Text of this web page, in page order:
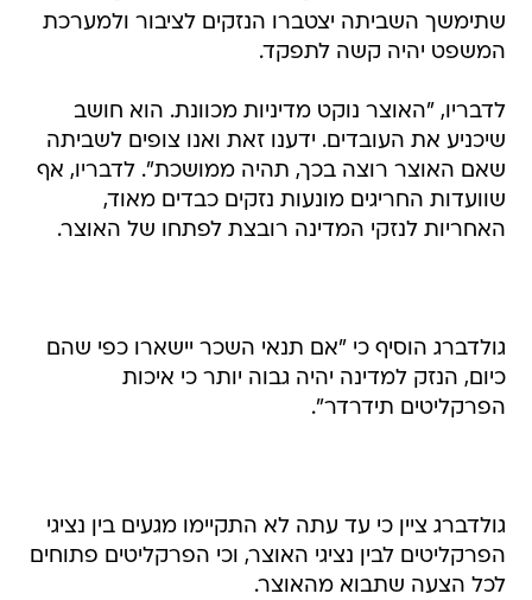
שתימשך השביתה יצטברו הנזקים לציבור ולמערכת
המשפט יהיה קשה לתפקד.
לדבריו, "האוצר נוקט מדיניות מכוונת. הוא חושב
שיכניע את העובדים. ידענו זאת ואנו צופים לשביתה
שאם האוצר רוצה בכך, תהיה ממושכת". לדבריו, אף
שוועדות החריגים מונעות נזקים כבדים מאוד,
האחריות לנזקי המדינה רובצת לפתחו של האוצר.
גולדברג הוסיף כי "אם תנאי השכר יישארו כפי שהם
כיום, הנזק למדינה יהיה גבוה יותר כי איכות
הפרקליטים תידרדר".
גולדברג ציין כי עד עתה לא התקיימו מגעים בין נציגי
הפרקליטים לבין נציגי האוצר, וכי הפרקליטים פתוחים
לכל הצעה שתבוא מהאוצר.